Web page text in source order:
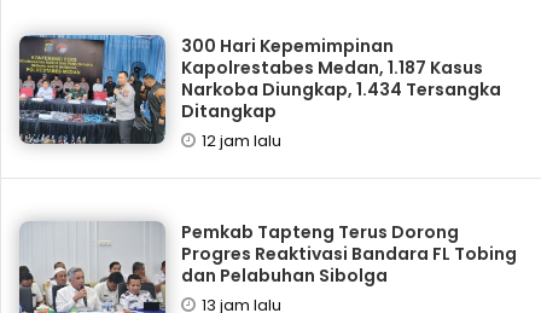
300 Hari Kepemimpinan
Kapolrestabes Medan, 1.187 Kasus
Narkoba Diungkap, 1.434 Tersangka
Ditangkap
12 jam lalu
Pemkab Tapteng Terus Dorong
Progres Reaktivasi Bandara FL Tobing
dan Pelabuhan Sibolga
13 jam lalu